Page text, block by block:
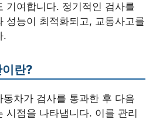
기여합니다. 정기적인 검사를
성능이 최적화되고, 교통사고를
.
란?
차가 검사를 통과한 후 다음
시점을 나타냅니다. 이를 관리